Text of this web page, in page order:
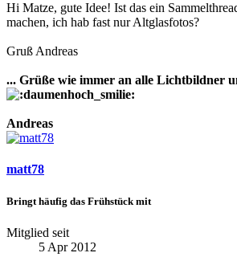
Hi Matze, gute Idee! Ist das ein
machen, ich hab fast nur Altglasfotos?
Gruß Andreas
... Grüße wie immer an alle Lichtbildner
Andreas
matt78
Bringt häufig das Frühstück mit
Mitglied seit
5 Apr 2012